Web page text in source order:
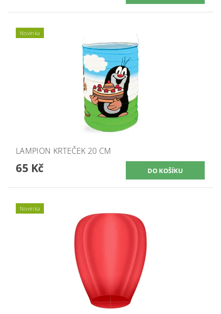
Novinka
LAMPION KRTEČEK 20 CM
65 Kč
Novinka